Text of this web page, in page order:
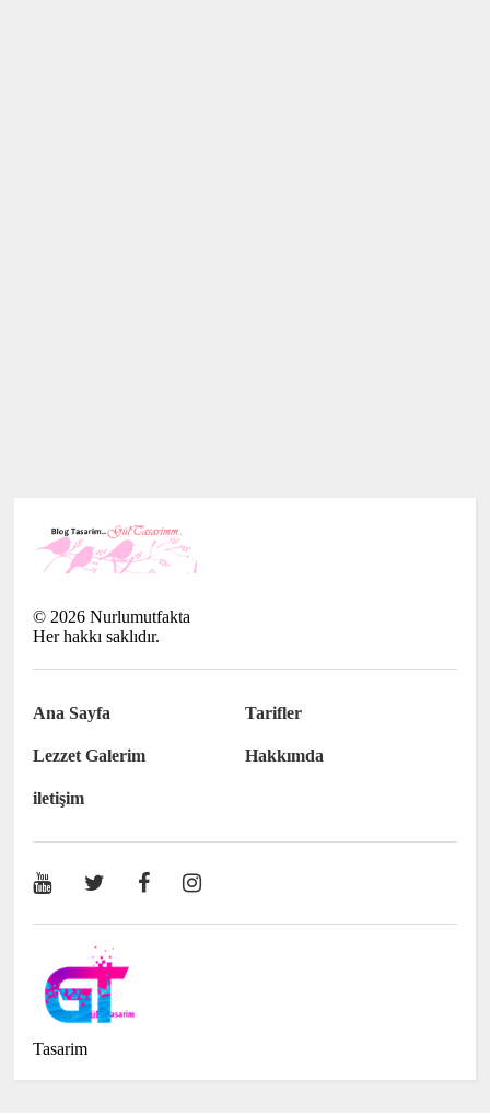
© 2026 Nurlumutfakta
Her hakkı saklıdır.
Ana Sayfa Tarifler
Lezzet Galerim Hakkımda
iletişim
Tasarim